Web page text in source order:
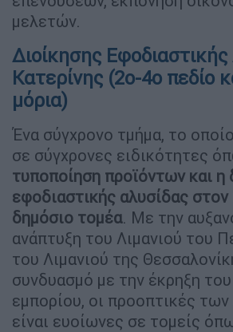
μελετών.
Διοίκησης
Κατερίνης (2ο-4ο πεδίο
μόρια)
Ένα σύγχρονο τμήμα, το
σε σύγχρονες ειδικότητες
τυποποίηση προϊόντων και η
εφοδιαστικής αλυσίδας στον
δημόσιο τομέα. Με την
ανάπτυξη του Λιμανιού του
του Λιμανιού της
συνδυασμό με την έκρηξη
εμπορίου, οι προοπτικές
είναι ευοίωνες σε τομείς